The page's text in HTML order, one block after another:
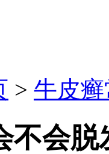
> 牛皮
不会脱